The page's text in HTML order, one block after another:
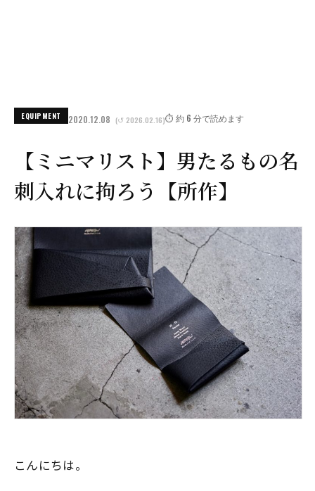
EQUIPMENT 2020.12.08 (↺ 2026.02.16)⏱️ 約 6 分で読めます
【ミニマリスト】男たるもの名
刺入れに拘ろう【所作】
こんにちは。